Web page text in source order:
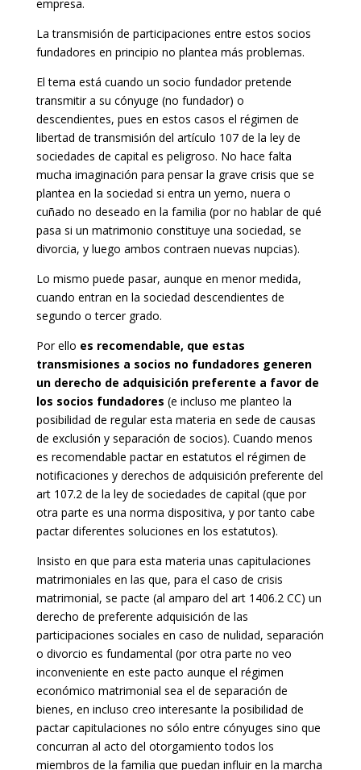
empresa.
La transmisión de participaciones entre estos socios
fundadores en principio no plantea más problemas.
El tema está cuando un socio fundador pretende
transmitir a su cónyuge (no fundador) o
descendientes, pues en estos casos el régimen de
libertad de transmisión del artículo 107 de la ley de
sociedades de capital es peligroso. No hace falta
mucha imaginación para pensar la grave crisis que se
plantea en la sociedad si entra un yerno, nuera o
cuñado no deseado en la familia (por no hablar de qué
pasa si un matrimonio constituye una sociedad, se
divorcia, y luego ambos contraen nuevas nupcias).
Lo mismo puede pasar, aunque en menor medida,
cuando entran en la sociedad descendientes de
segundo o tercer grado.
Por ello es recomendable, que estas
transmisiones a socios no fundadores generen
un derecho de adquisición preferente a favor de
los socios fundadores (e incluso me planteo la
posibilidad de regular esta materia en sede de causas
de exclusión y separación de socios). Cuando menos
es recomendable pactar en estatutos el régimen de
notificaciones y derechos de adquisición preferente del
art 107.2 de la ley de sociedades de capital (que por
otra parte es una norma dispositiva, y por tanto cabe
pactar diferentes soluciones en los estatutos).
Insisto en que para esta materia unas capitulaciones
matrimoniales en las que, para el caso de crisis
matrimonial, se pacte (al amparo del art 1406.2 CC) un
derecho de preferente adquisición de las
participaciones sociales en caso de nulidad, separación
o divorcio es fundamental (por otra parte no veo
inconveniente en este pacto aunque el régimen
económico matrimonial sea el de separación de
bienes, en incluso creo interesante la posibilidad de
pactar capitulaciones no sólo entre cónyuges sino que
concurran al acto del otorgamiento todos los
miembros de la familia que puedan influir en la marcha